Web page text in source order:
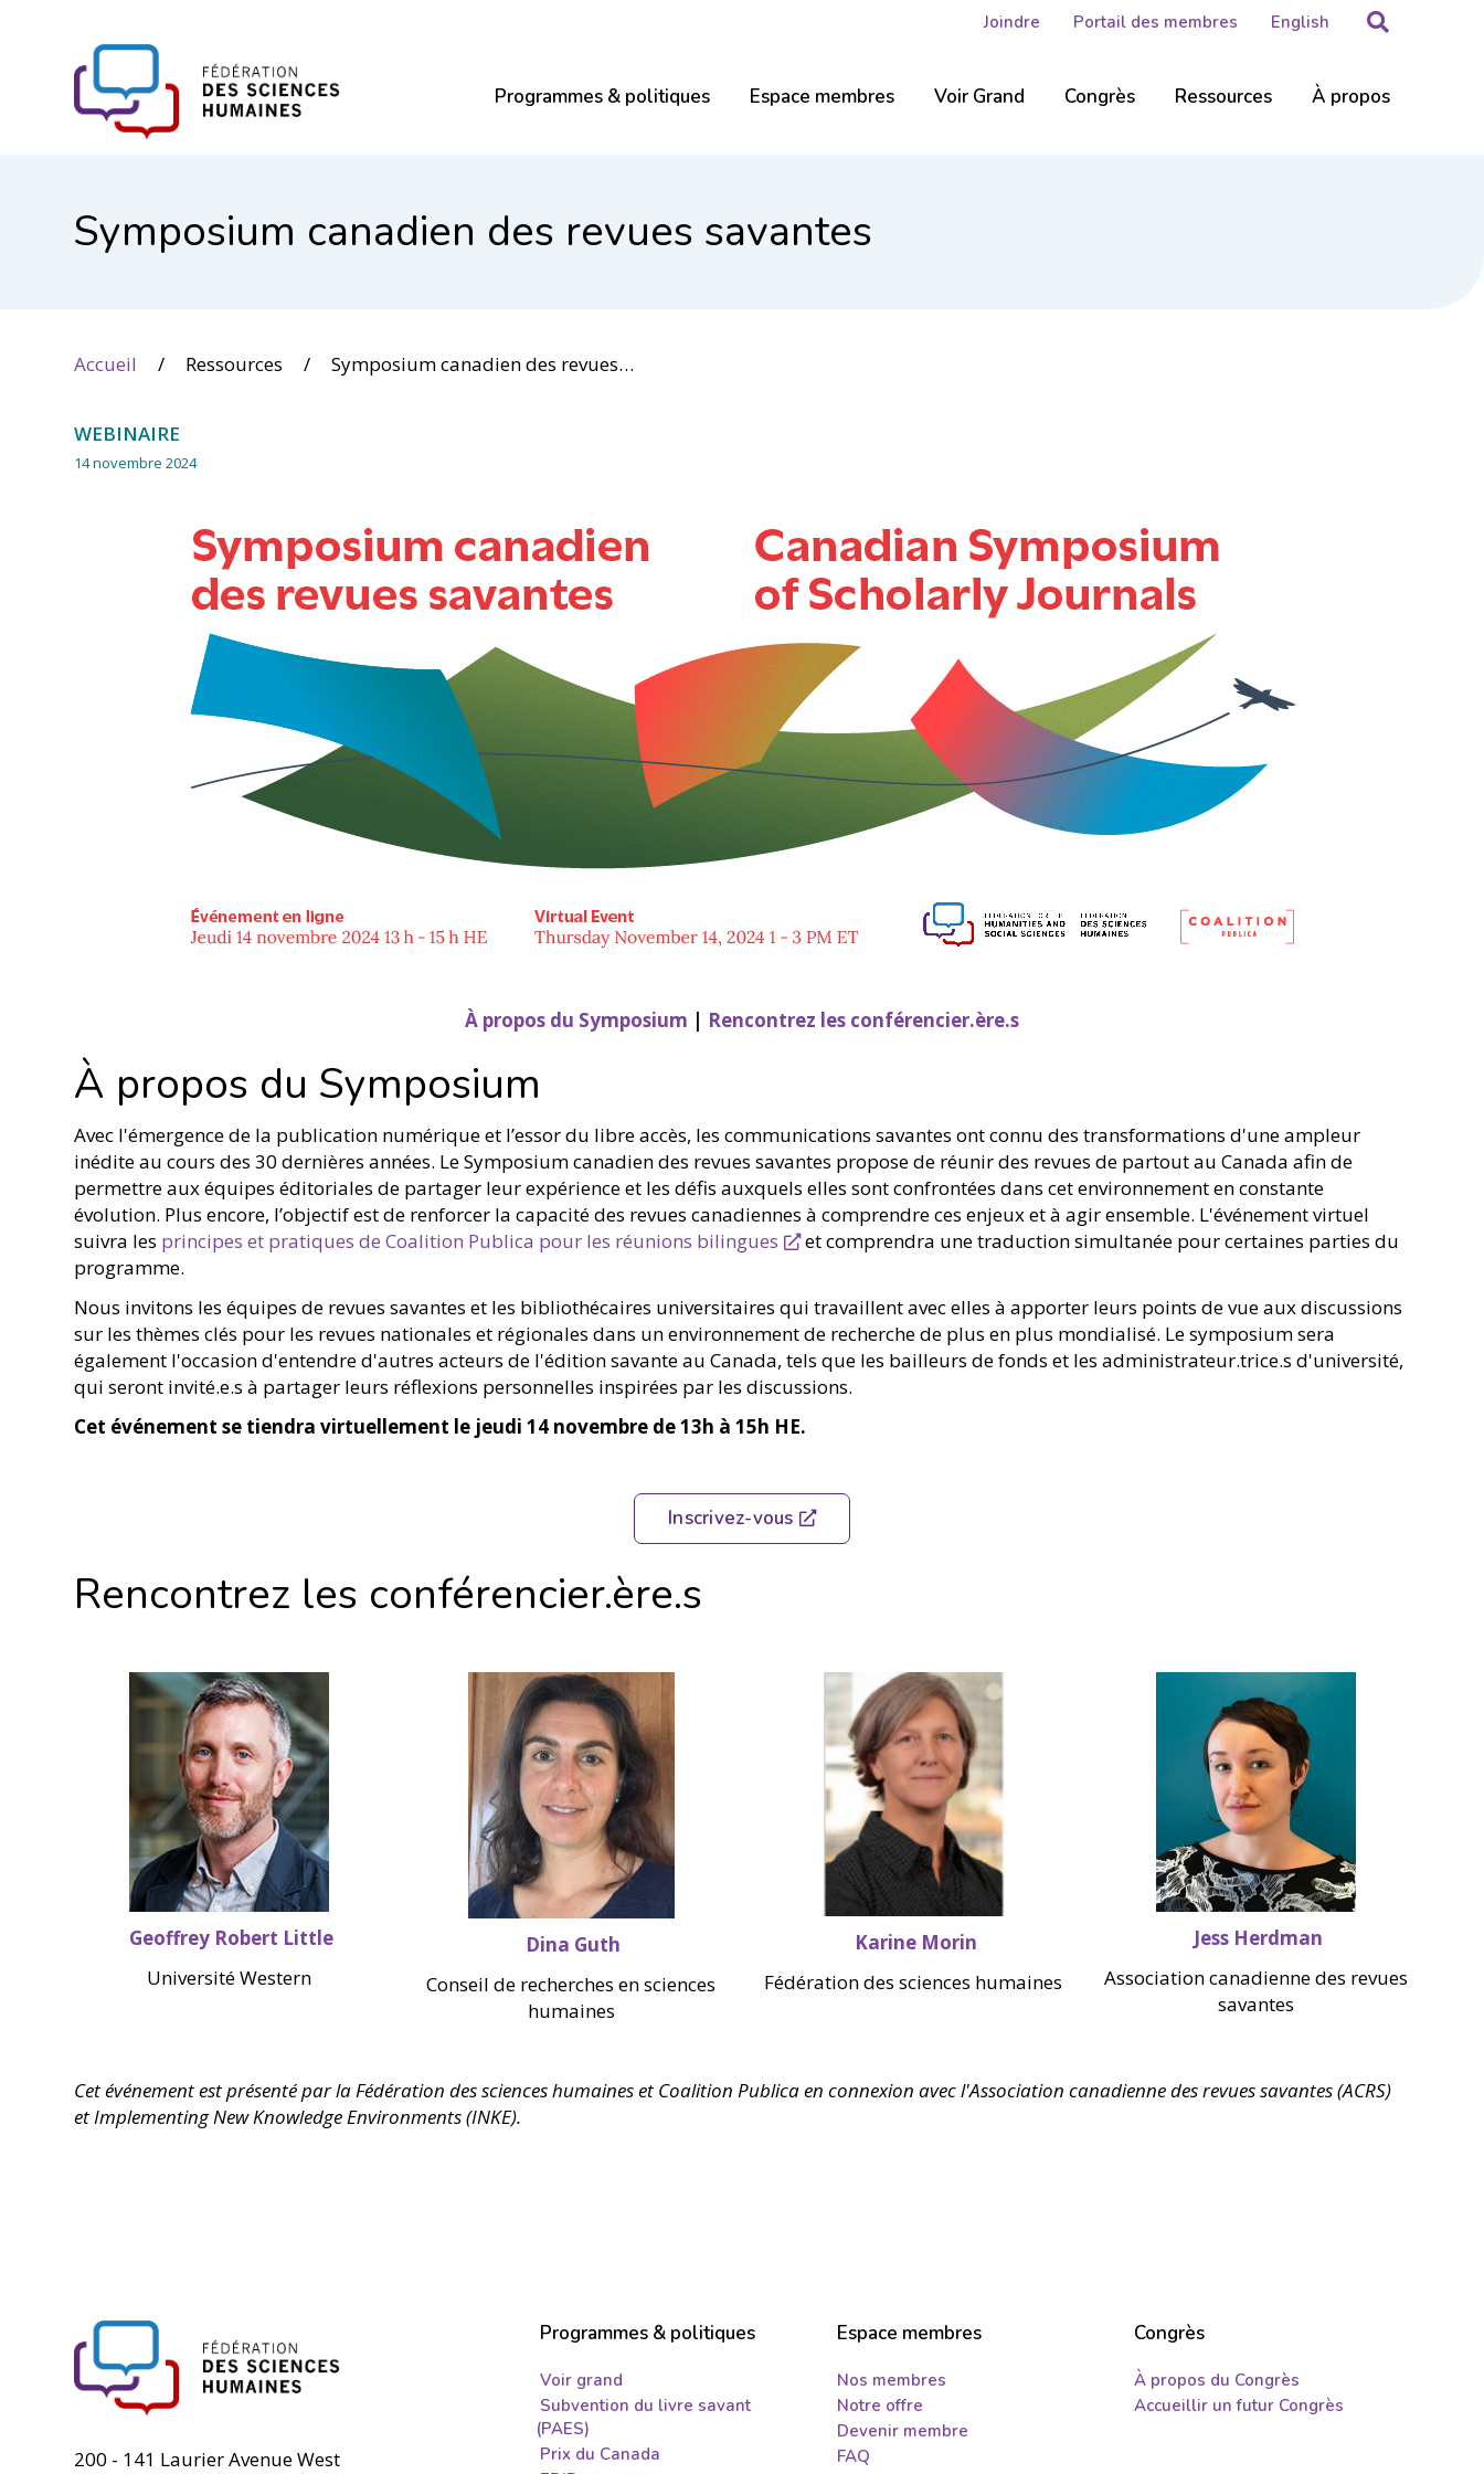
Joindre Portail des membres English Rechercher
Programmes & politiques Espace membres Voir Grand Congrès Ressources À propos
Symposium canadien des revues savantes
Accueil Ressources Symposium canadien des revues savantes
WEBINAIRE
14 novembre 2024
À propos du Symposium | Rencontrez les conférencier.ère.s
À propos du Symposium
Avec l'émergence de la publication numérique et l’essor du libre accès, les communications savantes ont connu des transformations d'une ampleur
inédite au cours des 30 dernières années. Le Symposium canadien des revues savantes propose de réunir des revues de partout au Canada afin de
permettre aux équipes éditoriales de partager leur expérience et les défis auxquels elles sont confrontées dans cet environnement en constante
évolution. Plus encore, l’objectif est de renforcer la capacité des revues canadiennes à comprendre ces enjeux et à agir ensemble. L'événement virtuel
suivra les principes et pratiques de Coalition Publica pour les réunions bilingues
et comprendra une traduction simultanée pour certaines parties du
programme.
Nous invitons les équipes de revues savantes et les bibliothécaires universitaires qui travaillent avec elles à apporter leurs points de vue aux discussions
sur les thèmes clés pour les revues nationales et régionales dans un environnement de recherche de plus en plus mondialisé. Le symposium sera
également l'occasion d'entendre d'autres acteurs de l'édition savante au Canada, tels que les bailleurs de fonds et les administrateur.trice.s d'université,
qui seront invité.e.s à partager leurs réflexions personnelles inspirées par les discussions.
Cet événement se tiendra virtuellement le jeudi 14 novembre de 13h à 15h HE.
Inscrivez-vous
Rencontrez les conférencier.ère.s
Geoffrey Robert Little
Université Western
Dina Guth
Conseil de recherches en sciences
humaines
Karine Morin
Fédération des sciences humaines
Jess Herdman
Association canadienne des revues
savantes
Cet événement est présenté par la Fédération des sciences humaines et Coalition Publica en connexion avec l'Association canadienne des revues savantes (ACRS)
et Implementing New Knowledge Environments (INKE).
200 - 141 Laurier Avenue West
Programmes & politiques
Voir grand
Subvention du livre savant
(PAES)
Prix du Canada
Espace membres
Nos membres
Notre offre
Devenir membre
FAQ
Congrès
À propos du Congrès
Accueillir un futur Congrès